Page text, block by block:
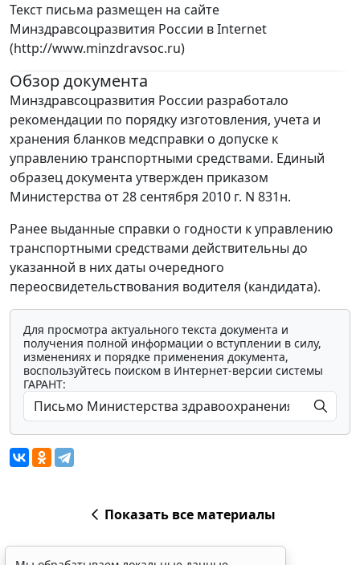
Текст письма размещен на сайте
Минздравсоцразвития России в Internet
(http://www.minzdravsoc.ru)
Обзор документа
Минздравсоцразвития России разработало
рекомендации по порядку изготовления, учета и
хранения бланков медсправки о допуске к
управлению транспортными средствами. Единый
образец документа утвержден приказом
Министерства от 28 сентября 2010 г. N 831н.
Ранее выданные справки о годности к управлению
транспортными средствами действительны до
указанной в них даты очередного
переосвидетельствования водителя (кандидата).
Для просмотра актуального текста документа и
получения полной информации о вступлении в силу,
изменениях и порядке применения документа,
воспользуйтесь поиском в Интернет-версии системы
ГАРАНТ:
Показать все материалы